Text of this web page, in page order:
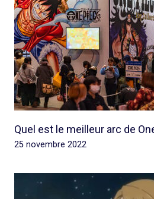
Quel est le meilleur arc de
25 novembre 2022